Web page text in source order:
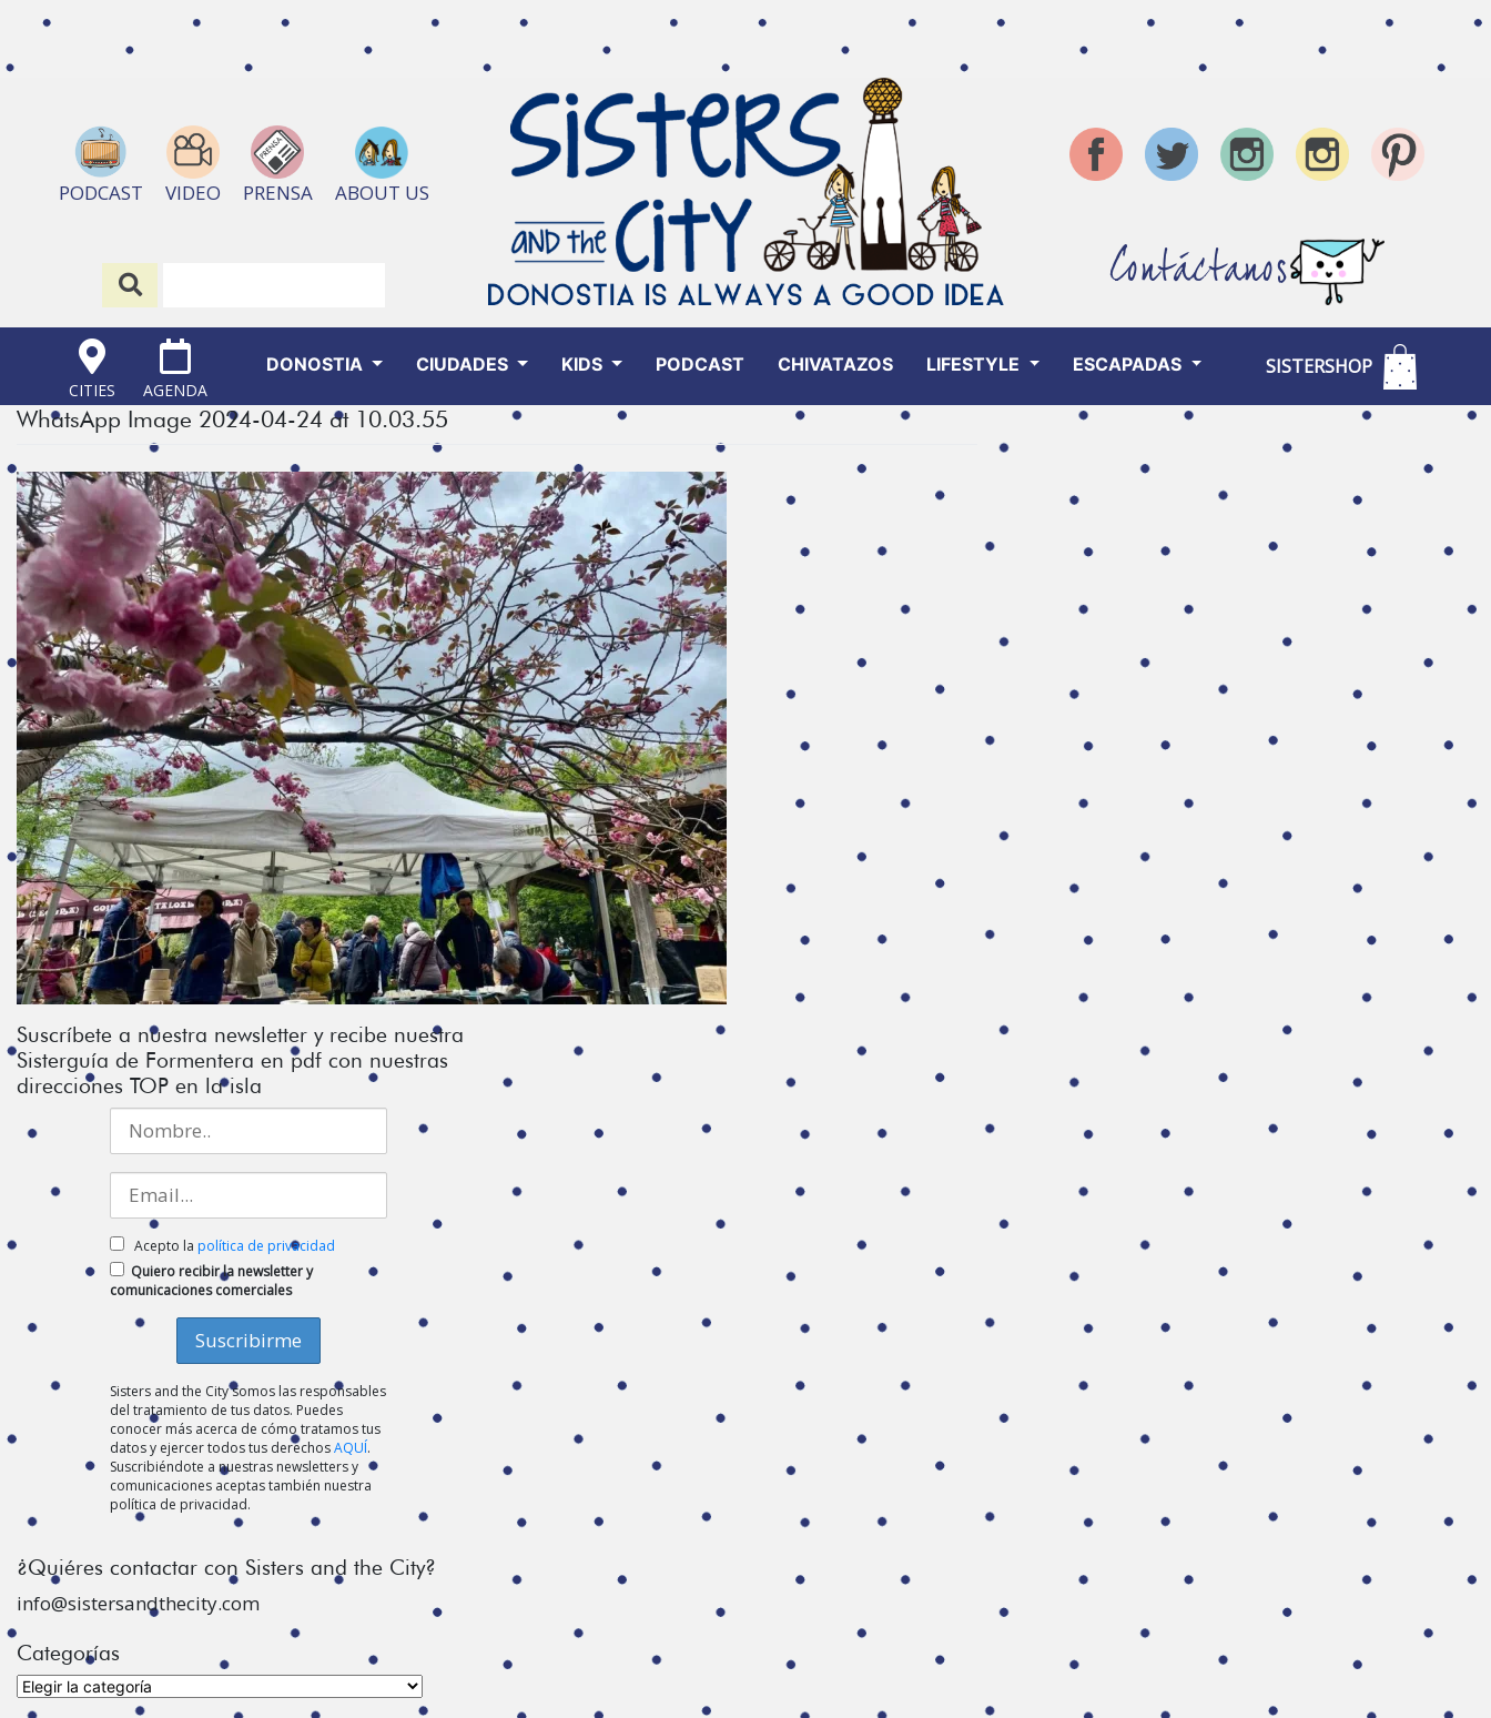
PODCAST VIDEO PRENSA ABOUT US
Contáctanos
CITIES AGENDA
DONOSTIA CIUDADES KIDS PODCAST CHIVATAZOS LIFESTYLE ESCAPADAS SISTERSHOP
WhatsApp Image 2024-04-24 at 10.03.55
Suscríbete a nuestra newsletter y recibe nuestra
Sisterguía de Formentera en pdf con nuestras
direcciones TOP en la isla
Acepto la política de privacidad
Quiero recibir la newsletter y
comunicaciones comerciales
Sisters and the City somos las responsables
del tratamiento de tus datos. Puedes
conocer más acerca de cómo tratamos tus
datos y ejercer todos tus derechosAQUÍ.
Suscribiéndote a nuestras newsletters y
comunicaciones aceptas también nuestra
política de privacidad.
¿Quiéres contactar con Sisters and the City?
info@sistersandthecity.com
Categorías
Categorías